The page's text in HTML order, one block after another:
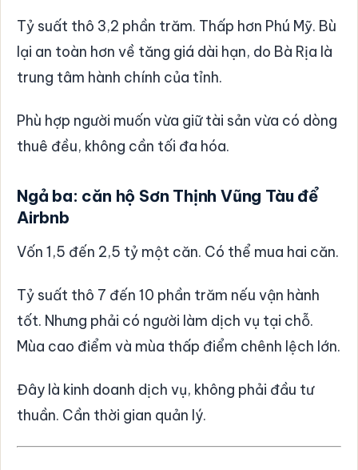
Tỷ suất thô 3,2 phần trăm. Thấp hơn Phú Mỹ. Bù
lại an toàn hơn về tăng giá dài hạn, do Bà Rịa là
trung tâm hành chính của tỉnh.
Phù hợp người muốn vừa giữ tài sản vừa có dòng
thuê đều, không cần tối đa hóa.
Ngả ba: căn hộ Sơn Thịnh Vũng Tàu để
Airbnb
Vốn 1,5 đến 2,5 tỷ một căn. Có thể mua hai căn.
Tỷ suất thô 7 đến 10 phần trăm nếu vận hành
tốt. Nhưng phải có người làm dịch vụ tại chỗ.
Mùa cao điểm và mùa thấp điểm chênh lệch lớn.
Đây là kinh doanh dịch vụ, không phải đầu tư
thuần. Cần thời gian quản lý.